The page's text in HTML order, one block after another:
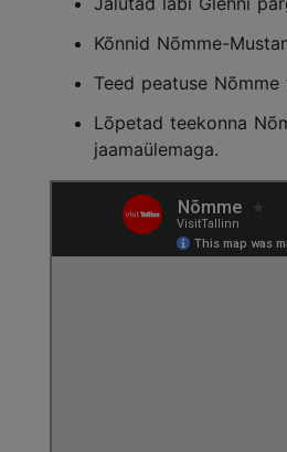
Kõnnid Nõmme-
Teed peatuse
Lõpetad teekonna
jaamaülemaga.